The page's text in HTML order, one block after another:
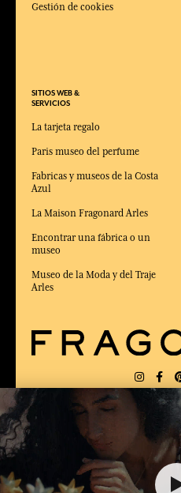
Gestión de cookies
SITIOS WEB &
SERVICIOS
La tarjeta regalo
Paris museo del perfume
Fabricas y museos de la Costa
Azul
La Maison Fragonard Arles
Encontrar una fábrica o un
museo
Museo de la Moda y del Traje
Arles